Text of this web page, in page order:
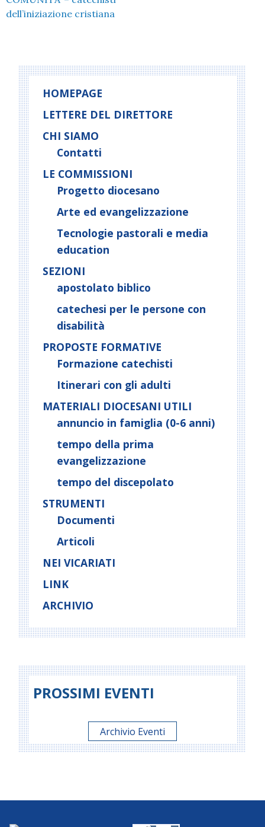
dell’iniziazione cristiana
HOMEPAGE
LETTERE DEL DIRETTORE
CHI SIAMO
Contatti
LE COMMISSIONI
Progetto diocesano
Arte ed evangelizzazione
Tecnologie pastorali e media
education
SEZIONI
apostolato biblico
catechesi per le persone con
disabilità
PROPOSTE FORMATIVE
Formazione catechisti
Itinerari con gli adulti
MATERIALI DIOCESANI UTILI
annuncio in famiglia (0-6 anni)
tempo della prima
evangelizzazione
tempo del discepolato
STRUMENTI
Documenti
Articoli
NEI VICARIATI
LINK
ARCHIVIO
PROSSIMI EVENTI
Archivio Eventi